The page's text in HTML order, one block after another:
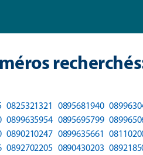
0825321321 0895681940
0899635954 0895695799
0890210247 0899635661
0892702205 0890430203